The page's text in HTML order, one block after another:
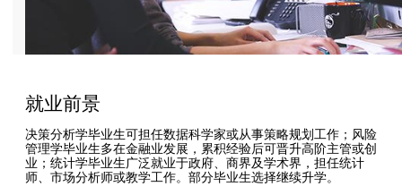
就业前景
决策分析学毕业生可担任数据科学家或从事策略规划工作；风险
管理学毕业生多在金融业发展，累积经验后可晋升高阶主管或创
业；统计学毕业生广泛就业于政府、商界及学术界，担任统计
师、市场分析师或教学工作。部分毕业生选择继续升学。